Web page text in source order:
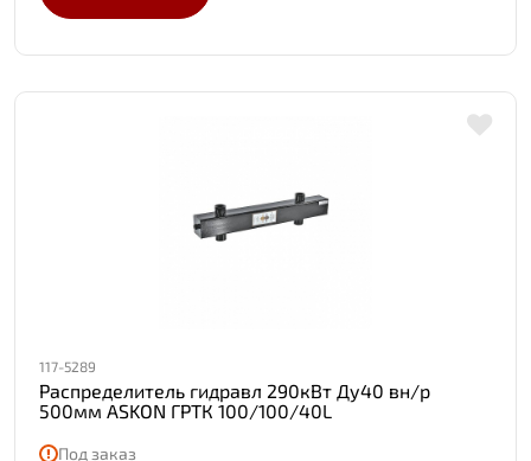
117-5289
Распределитель гидравл 290кВт Ду40 вн/р
500мм ASKON ГРТК 100/100/40L
Под заказ